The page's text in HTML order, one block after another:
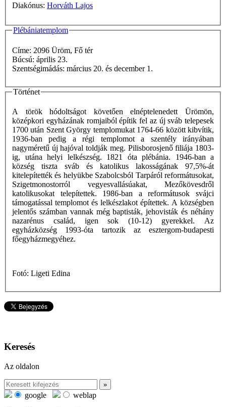
Diakónus: Horváth Lajos
Plébániatemplom
Címe: 2096 Üröm, Fő tér
Búcsú: április 23.
Szentségimádás: március 20. és december 1.
Történet
A török hódoltságot követően elnéptelenedett Ürömön,
középkori egyházának romjaiból építik fel az új sváb telepesek
1700 után Szent György templomukat 1764-66 között kibvítik,
1936-ban pedig a régi templomot a szentély irányában
nagyméretű új hajóval toldják meg. Pilisborosjenő filiája 1803-
ig, utána helyi lelkészség. 1821 óta plébánia. 1946-ban a
község tiszta sváb és katolikus lakosságának 97,5%-át
kitelepítették és helyükbe Szabolcsból Tarpáról reformátusokat,
Szigetmonostorról vegyesvallásúakat, Mezőkövesdről
katolikusokat telepítettek. 1986-ban a reformátusok svájci
támogatással templomot és lelkészlakot építettek. A községben
jelentős számban vannak még baptisták, jehovisták és néhány
nazarénus család, igen sok (10-12) gyerekkel. Az
egyházközség 1993-óta tartozik az esztergom-budapesti
főegyházmegyéhez.
Fotó: Ligeti Edina
Keresés
Az oldalon
google
weblap